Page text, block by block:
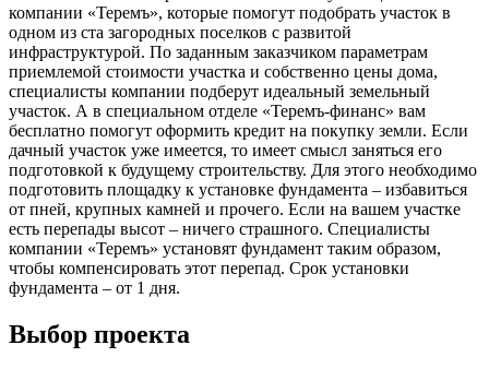
компании «Теремъ», которые помогут подобрать участок в
одном из ста загородных поселков с развитой
инфраструктурой. По заданным заказчиком параметрам
приемлемой стоимости участка и собственно цены дома,
специалисты компании подберут идеальный земельный
участок. А в специальном отделе «Теремъ-финанс» вам
бесплатно помогут оформить кредит на покупку земли. Если
дачный участок уже имеется, то имеет смысл заняться его
подготовкой к будущему строительству. Для этого необходимо
подготовить площадку к установке фундамента – избавиться
от пней, крупных камней и прочего. Если на вашем участке
есть перепады высот – ничего страшного. Специалисты
компании «Теремъ» установят фундамент таким образом,
чтобы компенсировать этот перепад. Срок установки
фундамента – от 1 дня.
Выбор проекта